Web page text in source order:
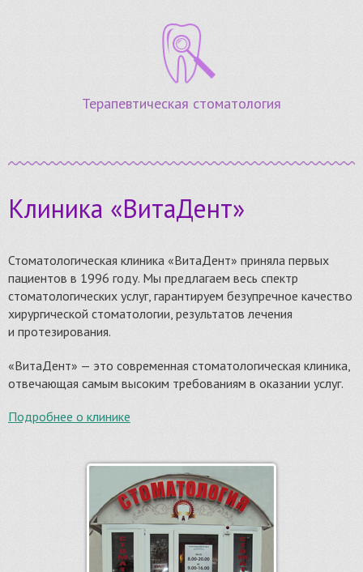
Терапевтическая стоматология
Клиника «ВитаДент»
Стоматологическая клиника «ВитаДент» приняла первых
пациентов в 1996 году. Мы предлагаем весь спектр
стоматологических услуг, гарантируем безупречное качество
хирургической стоматологии, результатов лечения
и протезирования.
«ВитаДент» — это современная стоматологическая клиника,
отвечающая самым высоким требованиям в оказании услуг.
Подробнее о клинике